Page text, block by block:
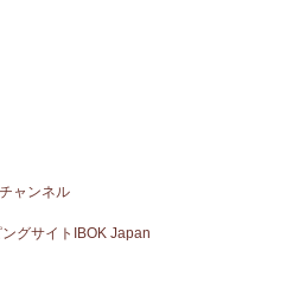
ャンネル
グサイトIBOK Japan